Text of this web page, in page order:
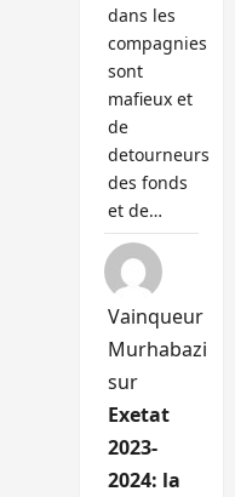
dans les
compagnies
sont
mafieux et
de
detourneurs
des fonds
et de…
Vainqueur
Murhabazi
sur
Exetat
2023-
2024: la